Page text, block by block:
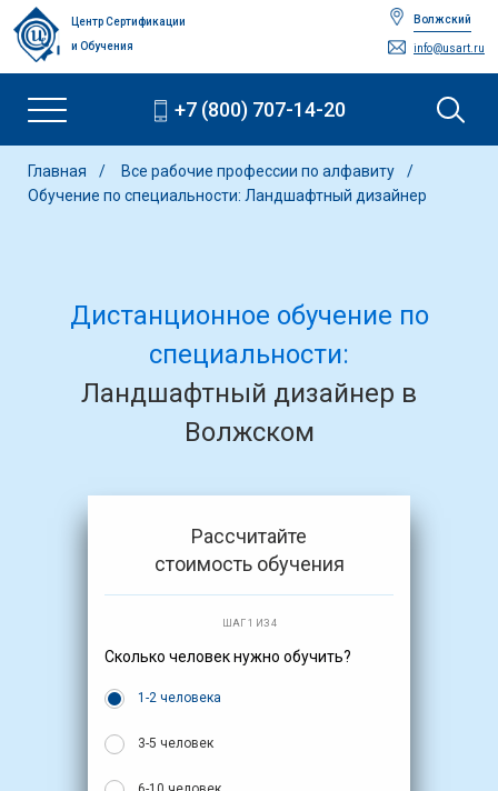
Центр Сертификации
и Обучения
Волжский
info@usart.ru
+7 (800) 707-14-20
Главная
Все рабочие профессии по алфавиту
Обучение по специальности: Ландшафтный дизайнер
Дистанционное обучение по
специальности:
Ландшафтный дизайнер в
Волжском
Рассчитайте
стоимость обучения
ШАГ 1 ИЗ 4
Сколько человек нужно обучить?
1-2 человека
3-5 человек